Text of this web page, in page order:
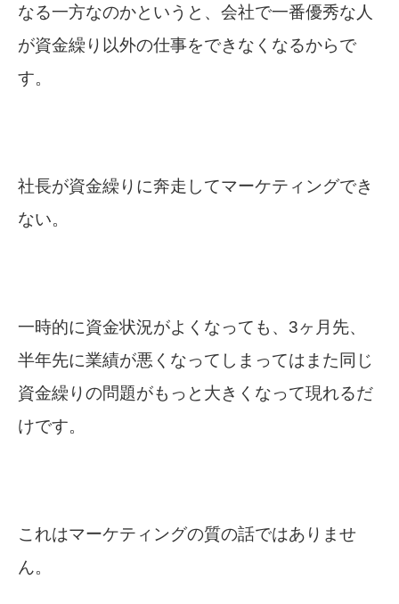
なる一方なのかというと、会社で一番優秀な人
が資金繰り以外の仕事をできなくなるからで
す。
社長が資金繰りに奔走してマーケティングでき
ない。
一時的に資金状況がよくなっても、3ヶ月先、
半年先に業績が悪くなってしまってはまた同じ
資金繰りの問題がもっと大きくなって現れるだ
けです。
これはマーケティングの質の話ではありませ
ん。